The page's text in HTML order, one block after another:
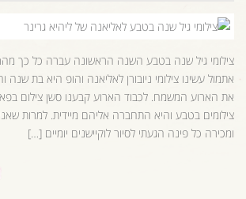
צילומי גיל שנה בטבע השנה הראשונה עברה כל כך
אתמול עשינו צילומי ניובורן לאליאנה והופ היא בת שנה
את הארוע המשמח. לכבוד הארוע קבענו סשן צילום
צילומים בטבע והיא התחברה אליהם מיידית. למרות
ומכירה כל פינה הגעתי לסיור לוקיישנים יומיים […]